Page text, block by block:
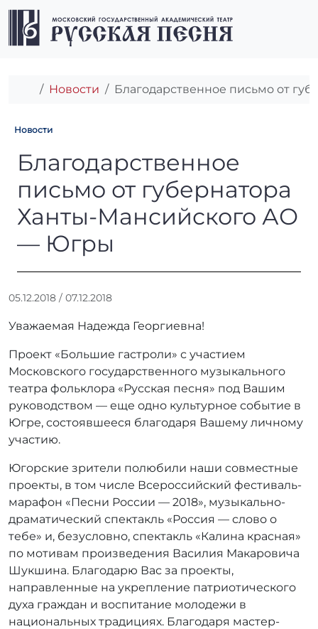
Перейти к содержимому
Перейти к футеру
Главная
Новости Благодарственное письмо от
Новости
Благодарственное
Благодарственное
письмо от губернатора
Ханты-Мансийского АО
— Югры
05.12.2018 / 07.12.2018
т
р
:
r
r
a
i
n
Уважаемая Надежда Георгиевна!
Проект «Большие гастроли» с участием
Московского государственного музыкального
театра фольклора «Русская песня» под Вашим
руководством — еще одно культурное событие в
Югре, состоявшееся благодаря Вашему личному
участию.
Югорские зрители полюбили наши совместные
проекты, в том числе Всероссийский фестиваль-
марафон «Песни России — 2018», музыкально-
драматический спектакль «Россия — слово о
тебе» и, безусловно, спектакль «Калина красная»
по мотивам произведения Василия Макаровича
Шукшина. Благодарю Вас за проекты,
направленные на укрепление патриотического
духа граждан и воспитание молодежи в
национальных традициях. Благодаря мастер-